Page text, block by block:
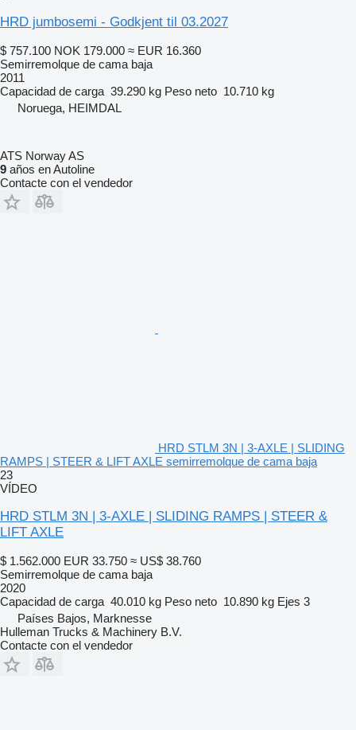
HRD jumbosemi - Godkjent til 03.2027
$ 757.100 NOK 179.000 ≈ EUR 16.360
Semirremolque de cama baja
2011
Capacidad de carga 39.290 kg Peso neto 10.710 kg
Noruega, HEIMDAL
ATS Norway AS
9 años en Autoline
Contacte con el vendedor
HRD STLM 3N | 3-AXLE | SLIDING
RAMPS | STEER & LIFT AXLE semirremolque de cama baja
23
VÍDEO
HRD STLM 3N | 3-AXLE | SLIDING RAMPS | STEER &
LIFT AXLE
$ 1.562.000 EUR 33.750 ≈ US$ 38.760
Semirremolque de cama baja
2020
Capacidad de carga 40.010 kg Peso neto 10.890 kg Ejes 3
Países Bajos, Marknesse
Hulleman Trucks & Machinery B.V.
Contacte con el vendedor